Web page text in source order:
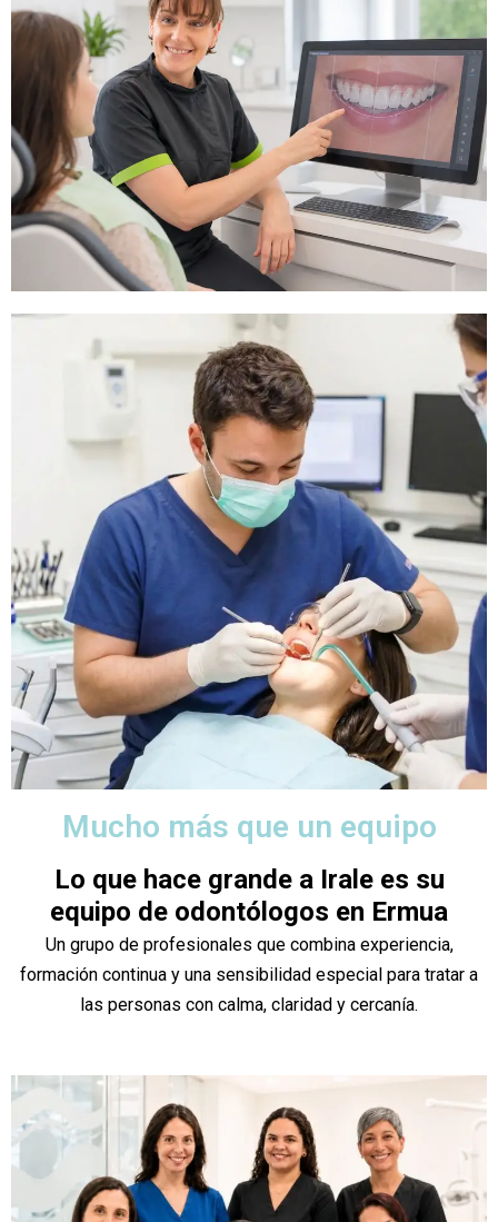
Mucho más que un equipo
Lo que hace grande a Irale es su
equipo de odontólogos en Ermua
Un grupo de profesionales que combina experiencia,
formación continua y una sensibilidad especial para tratar a
las personas con calma, claridad y cercanía.